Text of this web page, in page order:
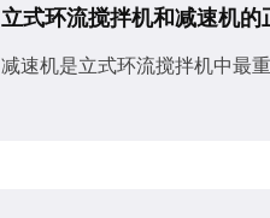
立式环流搅拌机和减速机的
减速机是立式环流搅拌机​中最